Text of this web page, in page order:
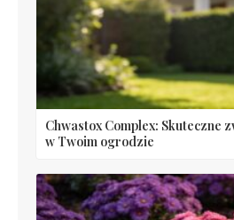
Chwastox Complex: Skuteczne
w Twoim ogrodzie